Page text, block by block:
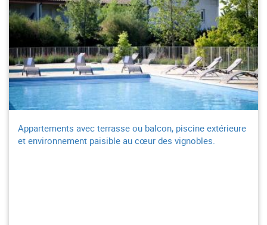
Appartements avec terrasse ou balcon, piscine extérieure
et environnement paisible au cœur des vignobles.